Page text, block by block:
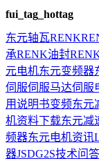
fui_tag_hottag
东元轴瓦RENK
承RENK油封
元电机东元变频器
伺服伺服马达伺服
用说明书变频东元
机资料下载东元减
频器东元电机资讯
器JSDG2S技术问答